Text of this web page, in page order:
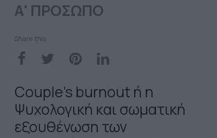
Α' ΠΡΟΣΩΠΟ
Share this
Couple’s burnout ή η
Ψυχολογική και σωματική
εξουθένωση των